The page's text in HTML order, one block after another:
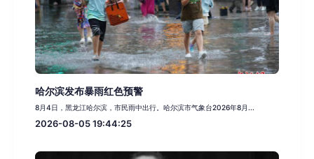
哈尔滨发布暴雨红色预警
8月4日，黑龙江哈尔滨，市民雨中出行。哈尔滨市气象台2026年8月...
2026-08-05 19:44:25